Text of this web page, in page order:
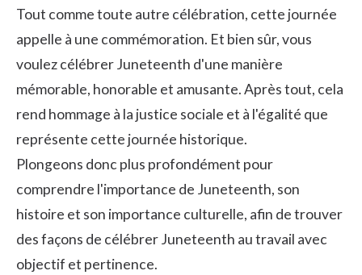
Tout comme toute autre célébration, cette journée
appelle à une commémoration. Et bien sûr, vous
voulez célébrer Juneteenth d'une manière
mémorable, honorable et amusante. Après tout, cela
rend hommage à la justice sociale et à l'égalité que
représente cette journée historique.
Plongeons donc plus profondément pour
comprendre l'importance de Juneteenth, son
histoire et son importance culturelle, afin de trouver
des façons de célébrer Juneteenth au travail avec
objectif et pertinence.